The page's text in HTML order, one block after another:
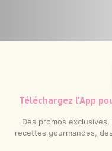
Téléchargez l’App
Des promos
recettes gourmandes,